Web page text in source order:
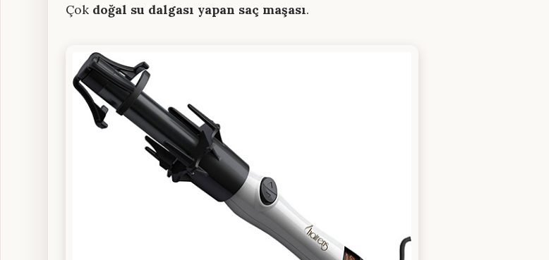
Çok doğal su dalgası yapan saç maşası.